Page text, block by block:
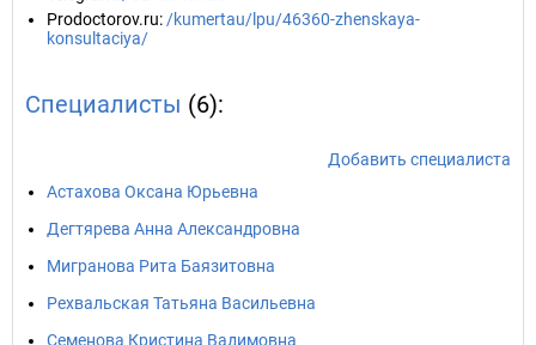
Prodoctorov.ru: /kumertau/lpu/46360-zhenskaya-
konsultaciya/
Специалисты (6):
Добавить специалиста
Астахова Оксана Юрьевна
Дегтярева Анна Александровна
Мигранова Рита Баязитовна
Рехвальская Татьяна Васильевна
Семенова Кристина Вадимовна